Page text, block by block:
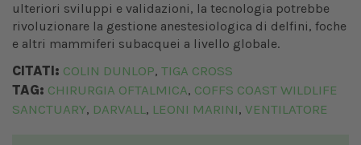
ulteriori sviluppi e validazioni, la tecnologia potrebbe
rivoluzionare la gestione anestesiologica di delfini, foche
e altri mammiferi subacquei a livello globale.
CITATI: COLIN DUNLOP, TIGA CROSS
TAG: CHIRURGIA OFTALMICA, COFFS COAST WILDLIFE
SANCTUARY, DARVALL, LEONI MARINI, VENTILATORE